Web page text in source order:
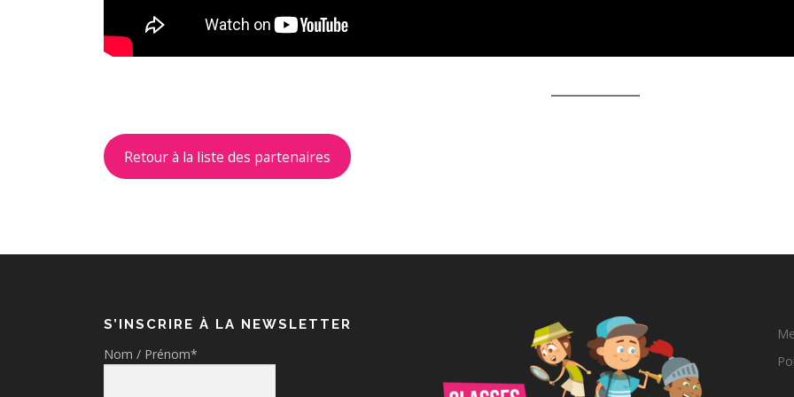
Retour à la liste des partenaires
S’INSCRIRE À LA NEWSLETTER
Nom / Prénom*